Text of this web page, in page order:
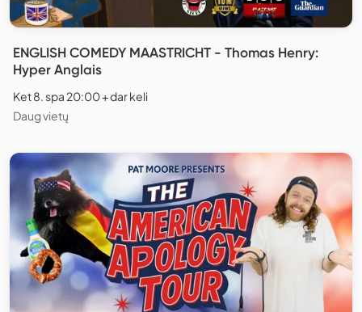
ENGLISH COMEDY MAASTRICHT - Thomas Henry:
Hyper Anglais
Ket 8. spa 20:00 + dar keli
Daug vietų